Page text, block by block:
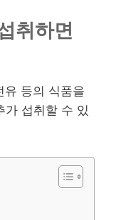
취하면
유 등의 식품을
가 섭취할 수 있